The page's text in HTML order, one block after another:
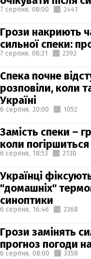
7 серпня, 08:00 2441
Грози накриють
сильної спеки:
7 серпня, 06:21 2392
Спека почне
розповіли, коли
Україні
6 серпня, 20:00 1052
Замість спеки –
коли
6 серпня, 18:53 2130
Українці
"домашніх"
синоптики
6 серпня, 16:46 2368
Грози замінять
прогноз погоди
6 серпня, 08:00 3358